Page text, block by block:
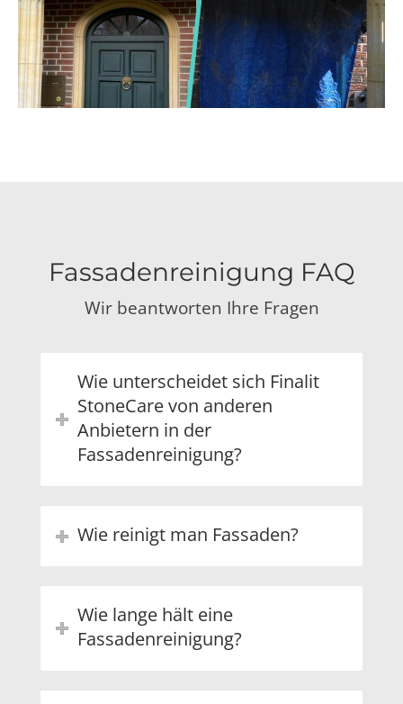
Fassadenreinigung FAQ
Wir beantworten Ihre Fragen
Wie unterscheidet sich Finalit
StoneCare von anderen
Anbietern in der
Fassadenreinigung?
Wie reinigt man Fassaden?
Wie lange hält eine
Fassadenreinigung?